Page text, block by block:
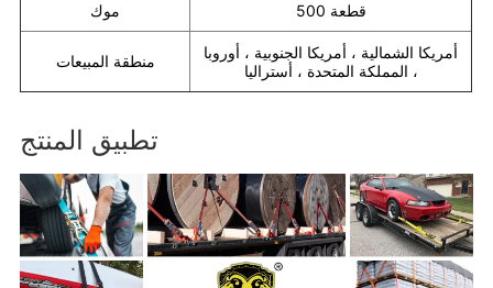
موك 500 قطعة
منطقة المبيعات
أمريكا الشمالية ، أمريكا الجنوبية ، أوروبا
، المملكة المتحدة ، أستراليا
تطبيق المنتج